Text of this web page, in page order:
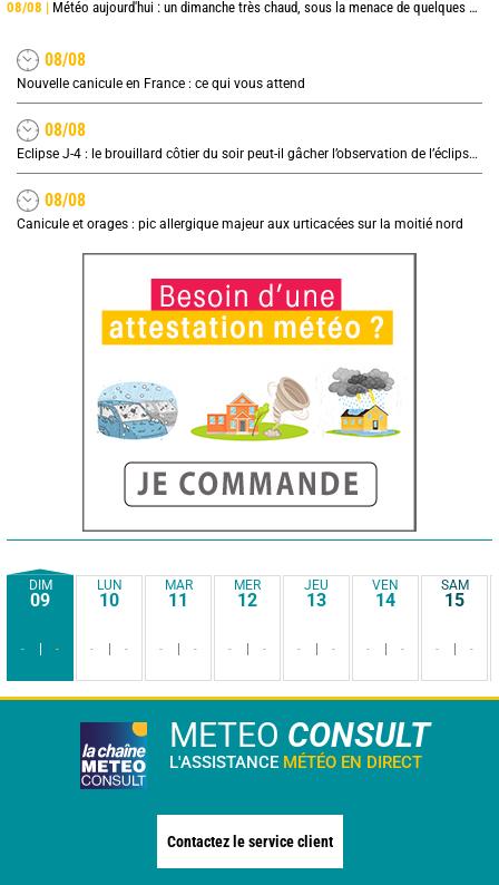
08/08 | Météo aujourd'hui : un dimanche très chaud, sous la menace de quelques orages
08/08
Nouvelle canicule en France : ce qui vous attend
08/08
Eclipse J-4 : le brouillard côtier du soir peut-il gâcher l’observation de l’éclipse à la plage ?
08/08
Canicule et orages : pic allergique majeur aux urticacées sur la moitié nord
DIM
09
- -
LUN
10
- -
MAR
11
- -
MER
12
- -
JEU
13
- -
VEN
14
- -
SAM
15
- -
METEO CONSULT
L'ASSISTANCE MÉTÉO EN DIRECT
Contactez le service client